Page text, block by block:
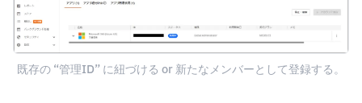
既存の “管理ID” に紐づける or 新たなメンバーとして登録する。